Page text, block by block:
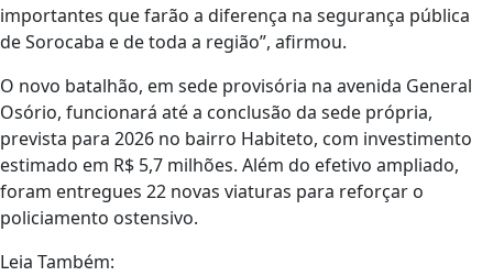
importantes que farão a diferença na segurança pública
de Sorocaba e de toda a região”, afirmou.
O novo batalhão, em sede provisória na avenida General
Osório, funcionará até a conclusão da sede própria,
prevista para 2026 no bairro Habiteto, com investimento
estimado em R$ 5,7 milhões. Além do efetivo ampliado,
foram entregues 22 novas viaturas para reforçar o
policiamento ostensivo.
Leia Também: